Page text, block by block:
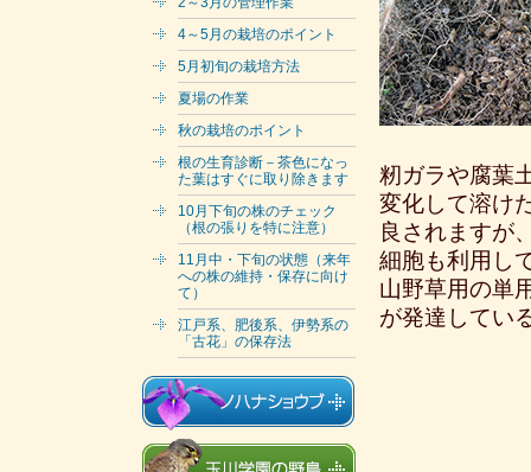
4～5月の栽培のポイント
5月初旬の栽培方法
夏場の作業
秋の栽培のポイント
根の生育診断－茶色になっ
た葉はすぐに取り除きます
10月下旬の株のチェック
（根の張りを特に注意）
11月中・下旬の状態（来年
への株の維持・保存に向け
て）
江戸系、肥後系、伊勢系の
「古花」の保存法
籾ガラや腐葉
変化して溶け
良されますが
細胞も利用し
山野草用の単
が発達してい